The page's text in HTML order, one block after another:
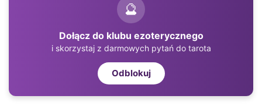
🔮
Dołącz do klubu ezoterycznego
i skorzystaj z darmowych pytań do tarota
Odblokuj